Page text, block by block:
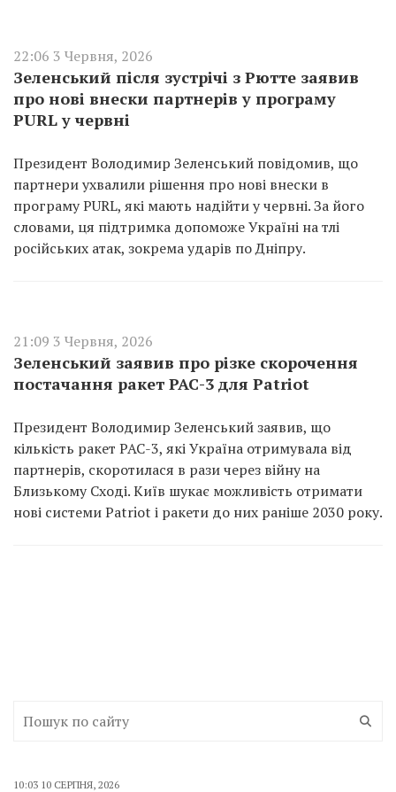
22:06 3 Червня, 2026
Зеленський після зустрічі з Рютте заявив
про нові внески партнерів у програму
PURL у червні
Президент Володимир Зеленський повідомив, що
партнери ухвалили рішення про нові внески в
програму PURL, які мають надійти у червні. За його
словами, ця підтримка допоможе Україні на тлі
російських атак, зокрема ударів по Дніпру.
21:09 3 Червня, 2026
Зеленський заявив про різке скорочення
постачання ракет PAC-3 для Patriot
Президент Володимир Зеленський заявив, що
кількість ракет PAC-3, які Україна отримувала від
партнерів, скоротилася в рази через війну на
Близькому Сході. Київ шукає можливість отримати
нові системи Patriot і ракети до них раніше 2030 року.
10:03 10 СЕРПНЯ, 2026